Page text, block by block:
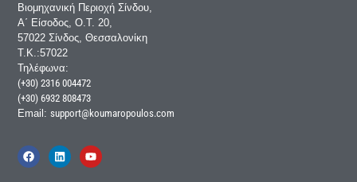
Βιομηχανική Περιοχή Σίνδου,
Α΄ Είσοδος, Ο.Τ. 20,
57022 Σίνδος, Θεσσαλονίκη
Τ.Κ.:57022
Τηλέφωνα:
(+30) 2316 004472
(+30) 6932 808473
Email: support@koumaropoulos.com